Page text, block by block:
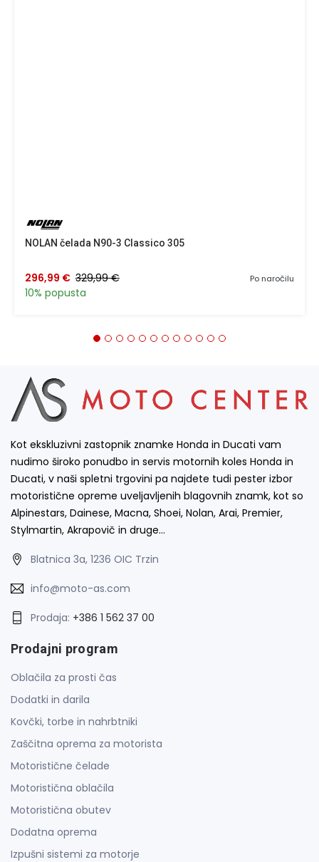
NOLAN čelada N90-3 Classico 305
Po naročilu
296,99 € 329,99 €
10% popusta
Kot ekskluzivni zastopnik znamke Honda in Ducati vam
nudimo široko ponudbo in servis motornih koles Honda in
Ducati, v naši spletni trgovini pa najdete tudi pester izbor
motoristične opreme uveljavljenih blagovnih znamk, kot so
Alpinestars, Dainese, Macna, Shoei, Nolan, Arai, Premier,
Stylmartin, Akrapovič in druge…
Blatnica 3a, 1236 OIC Trzin
info@moto-as.com
Prodaja: +386 1 562 37 00
Prodajni program
Oblačila za prosti čas
Dodatki in darila
Kovčki, torbe in nahrbtniki
Zaščitna oprema za motorista
Motoristične čelade
Motoristična oblačila
Motoristična obutev
Dodatna oprema
Izpušni sistemi za motorje